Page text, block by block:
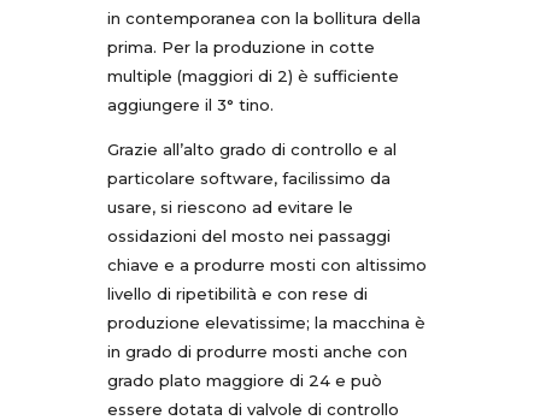
in contemporanea con la bollitura della
prima. Per la produzione in cotte
multiple (maggiori di 2) è sufficiente
aggiungere il 3° tino.
Grazie all’alto grado di controllo e al
particolare software, facilissimo da
usare, si riescono ad evitare le
ossidazioni del mosto nei passaggi
chiave e a produrre mosti con altissimo
livello di ripetibilità e con rese di
produzione elevatissime; la macchina è
in grado di produrre mosti anche con
grado plato maggiore di 24 e può
essere dotata di valvole di controllo